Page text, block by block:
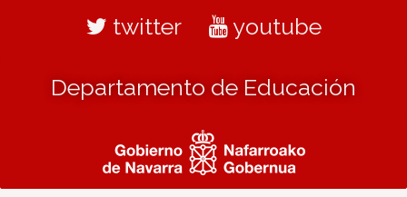
twitter youtube
Departamento de Educación